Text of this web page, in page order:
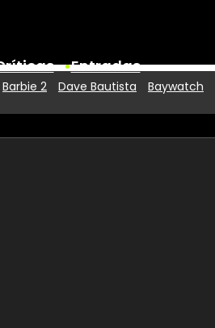
Entradas
Premios
Barbie 2 Dave Bautista Baywatch